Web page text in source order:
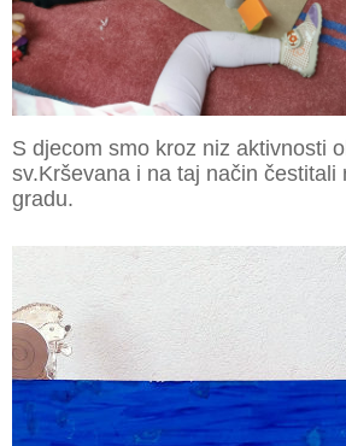
S djecom smo kroz niz aktivnosti
sv.Krševana i na taj način čestitali
gradu.